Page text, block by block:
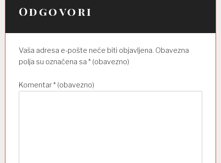
a
Odgovori
Vaša adresa e-pošte neće biti objavljena. Obavezna
polja su označena sa * (obavezno)
Komentar* (obavezno)